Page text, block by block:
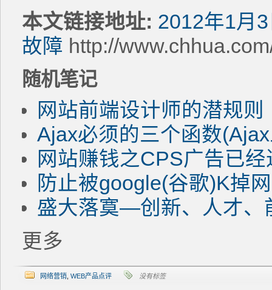
本文链接地址: 2012年1月
故障 http://
随机笔记
网站前端设计师的潜规则
Ajax必须的三个函数
网站赚钱之CPS广告已
防止被google(谷歌)K掉
盛大落寞—创新、人才、
更多
网络营销 WEB产品点评 没有标签